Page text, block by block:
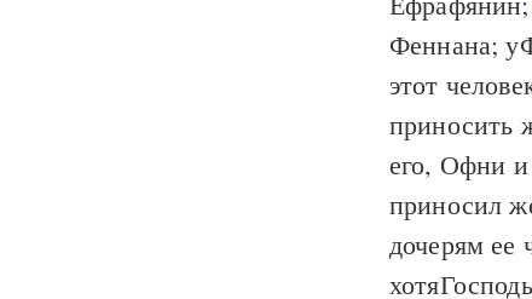
Феннана;
этот
приносить
его, Офни
приносил
дочерям ее